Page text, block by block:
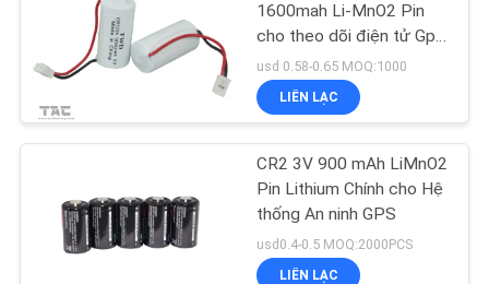
1600mah Li-MnO2 Pin
cho theo dõi điện tử Gps
Mater
usd 0.58-0.65 MOQ:1000
LIÊN LẠC
CR2 3V 900 mAh LiMnO2
Pin Lithium Chính cho Hệ
thống An ninh GPS
usd0.4-0.5 MOQ:2000PCS
LIÊN LẠC